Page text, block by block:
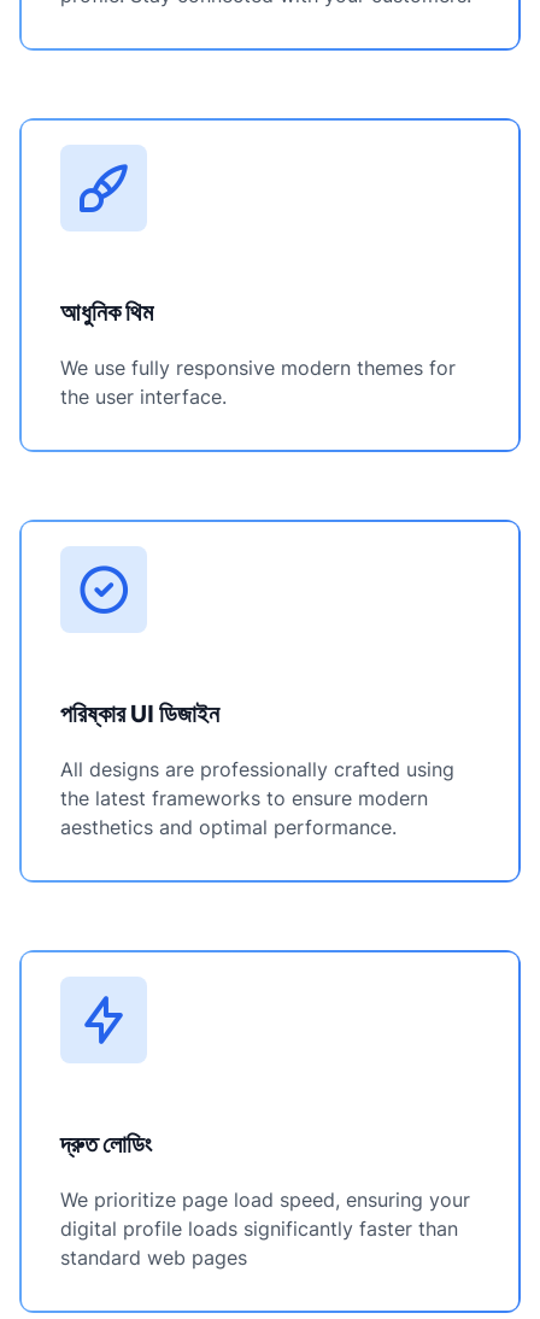
আধুনিক থিম
We use fully responsive modern themes for
the user interface.
পরিষ্কার UI ডিজাইন
All designs are professionally crafted using
the latest frameworks to ensure modern
aesthetics and optimal performance.
দ্রুত লোডিং
We prioritize page load speed, ensuring your
digital profile loads significantly faster than
standard web pages